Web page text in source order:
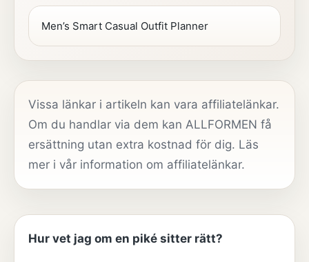
Men’s Smart Casual Outfit Planner
Vissa länkar i artikeln kan vara affiliatelänkar.
Om du handlar via dem kan ALLFORMEN få
ersättning utan extra kostnad för dig. Läs
mer i vår information om affiliatelänkar.
Hur vet jag om en piké sitter rätt?